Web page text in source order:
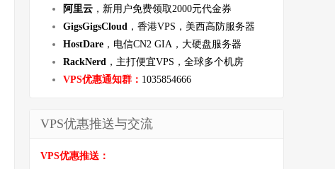
阿里云 ，新用户免费领取2000元代金券
GigsGigsCloud ，香港VPS，美西高防服务器
HostDare ，电信CN2 GIA，大硬盘服务器
RackNerd ，主打便宜VPS，全球多个机房
VPS优惠通知群： 1035854666
VPS优惠推送与交流
VPS优惠推送：